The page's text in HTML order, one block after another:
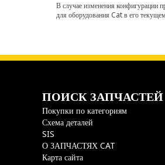
В случае изменения конфигурации
для оборудования Cat в его
ПОИСК ЗАПЧАСТЕЙ
Покупки по категориям
Схема деталей
SIS
О ЗАПЧАСТЯХ CAT
Карта сайта